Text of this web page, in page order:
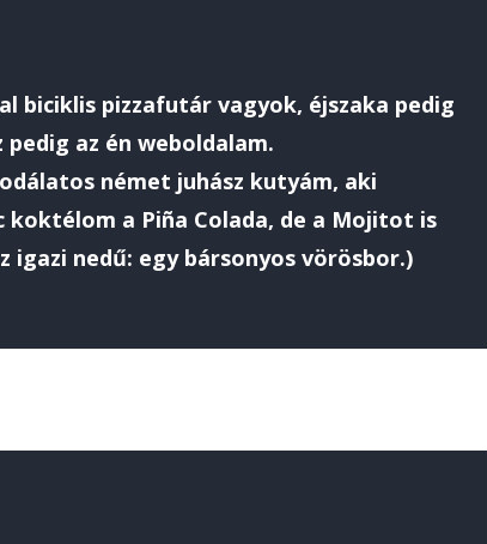
biciklis pizzafutár vagyok, éjszaka pedig
az én weboldalam.
német juhász kutyám, aki
koktélom a Piña Colada, de a Mojitot is
igazi nedű: egy bársonyos vörösbor.)